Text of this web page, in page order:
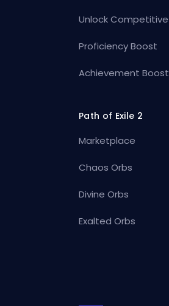
Unlock Competitive
Proficiency Boost
Achievement Boost
Path of Exile 2
Marketplace
Chaos Orbs
Divine Orbs
Exalted Orbs